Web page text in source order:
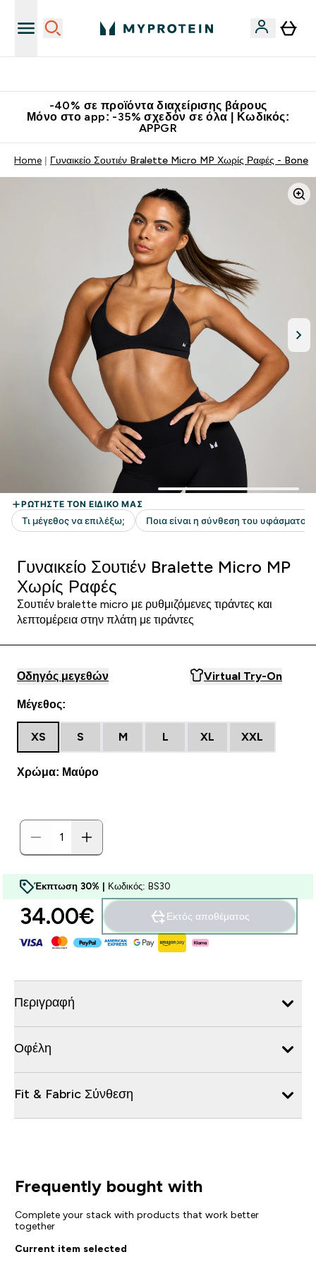
-40% σε προϊόντα διαχείρισης βάρους
Μόνο στο app: -35% σχεδόν σε όλα | Κωδικός:
APPGR
Home Γυναικείο Σουτιέν Bralette Micro MP Χωρίς Ραφές - Bone
Γυναικείο Σουτιέν Bralette Micro MP
Χωρίς Ραφές
Σουτιέν bralette micro με ρυθμιζόμενες τιράντες και
λεπτομέρεια στην πλάτη με τιράντες
Οδηγός μεγεθών Virtual Try-On
Μέγεθος:
XS S M L XL XXL
Χρώμα: Μαύρο
Έκπτωση 30% | Κωδικός: BS30
34.00€‎ Εκτός αποθέματος
Περιγραφή
Οφέλη
Fit & Fabric Σύνθεση
Frequently bought with
Complete your stack with products that work better
together
Current item selected